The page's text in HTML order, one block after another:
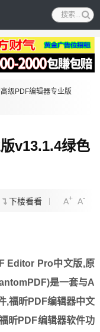
级PDF编辑器专业版
v13.1.4绿色
下楼看看 A+ A-
Editor Pro中文版,原
是一套与A
,福昕PDF编辑器中文
昕PDF编辑器软件功